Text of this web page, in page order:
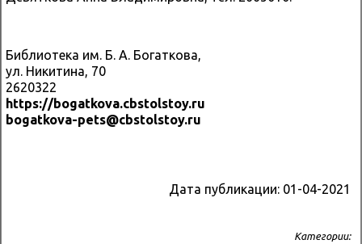
Библиотека им. Б. А. Богаткова,
ул. Никитина, 70
2620322
https://bogatkova.cbstolstoy.ru
bogatkova-pets@cbstolstoy.ru
Дата публикации: 01-04-2021
Категории: